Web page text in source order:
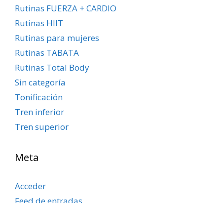
Rutinas FUERZA + CARDIO
Rutinas HIIT
Rutinas para mujeres
Rutinas TABATA
Rutinas Total Body
Sin categoría
Tonificación
Tren inferior
Tren superior
Meta
Acceder